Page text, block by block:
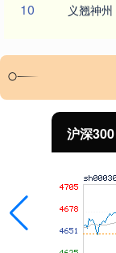
10 义翘神州